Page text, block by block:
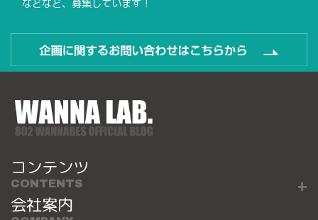
などなど、募集しています！
コンテンツ
CONTENTS
会社案内